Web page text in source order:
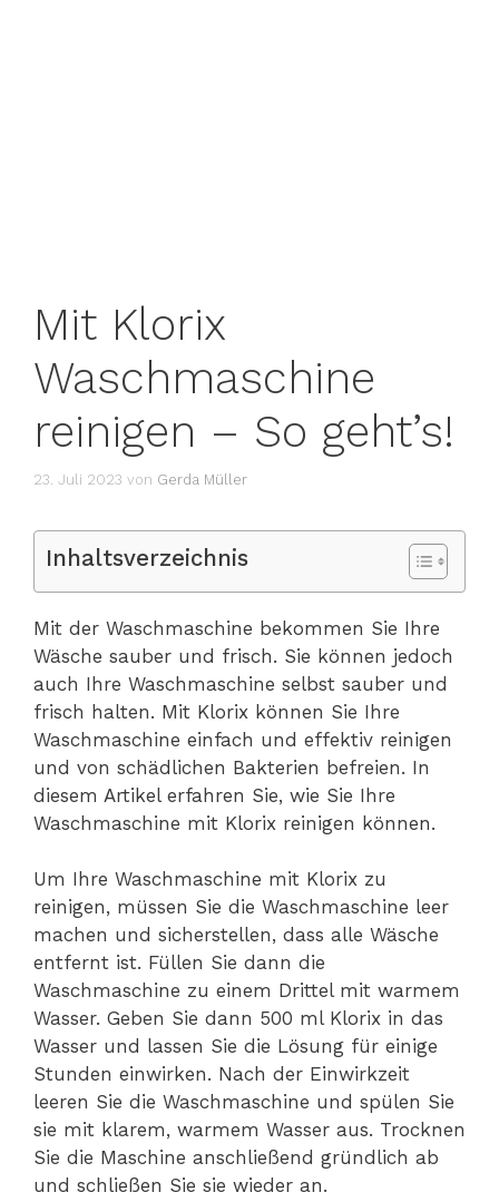
Mit Klorix
Waschmaschine
reinigen – So geht’s!
23. Juli 2023 von Gerda Müller
Inhaltsverzeichnis
Mit der Waschmaschine bekommen Sie Ihre
Wäsche sauber und frisch. Sie können jedoch
auch Ihre Waschmaschine selbst sauber und
frisch halten. Mit Klorix können Sie Ihre
Waschmaschine einfach und effektiv reinigen
und von schädlichen Bakterien befreien. In
diesem Artikel erfahren Sie, wie Sie Ihre
Waschmaschine mit Klorix reinigen können.
Um Ihre Waschmaschine mit Klorix zu
reinigen, müssen Sie die Waschmaschine leer
machen und sicherstellen, dass alle Wäsche
entfernt ist. Füllen Sie dann die
Waschmaschine zu einem Drittel mit warmem
Wasser. Geben Sie dann 500 ml Klorix in das
Wasser und lassen Sie die Lösung für einige
Stunden einwirken. Nach der Einwirkzeit
leeren Sie die Waschmaschine und spülen Sie
sie mit klarem, warmem Wasser aus. Trocknen
Sie die Maschine anschließend gründlich ab
und schließen Sie sie wieder an.